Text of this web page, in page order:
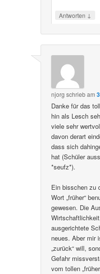
Antworten ↓
njorg schriebam
Danke für das
hin als Lesch
viele sehr
davon derart
dass sich
hat (Schüler
*seufz*).
Ein bisschen zu
Wort „früher“
gewesen. Die
ausgerichtete
neues. Aber mir
„zurück“ will,
Gefahr
vom tollen